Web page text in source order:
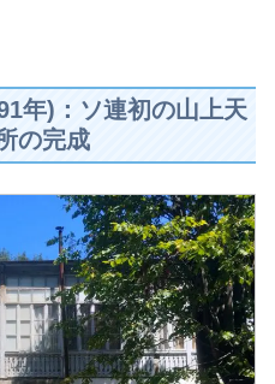
年)：ソ連初の山上天
の完成